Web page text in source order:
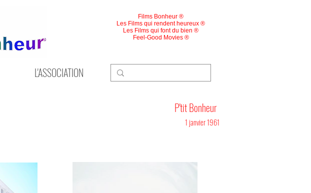
L'ASSOCIATION
Films Bonheur ®
Les Films qui rendent heureux ®
Les Films qui font du bien ®
Feel-Good Movies ®
P'tit Bonheur
1 janvier 1961